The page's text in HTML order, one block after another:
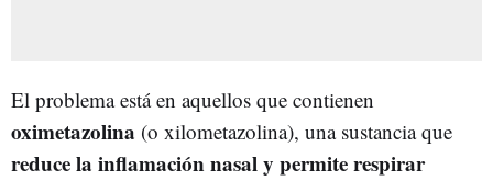
El problema está en aquellos que contienen
oximetazolina (o xilometazolina), una sustancia que
reduce la inflamación nasal y permite respirar